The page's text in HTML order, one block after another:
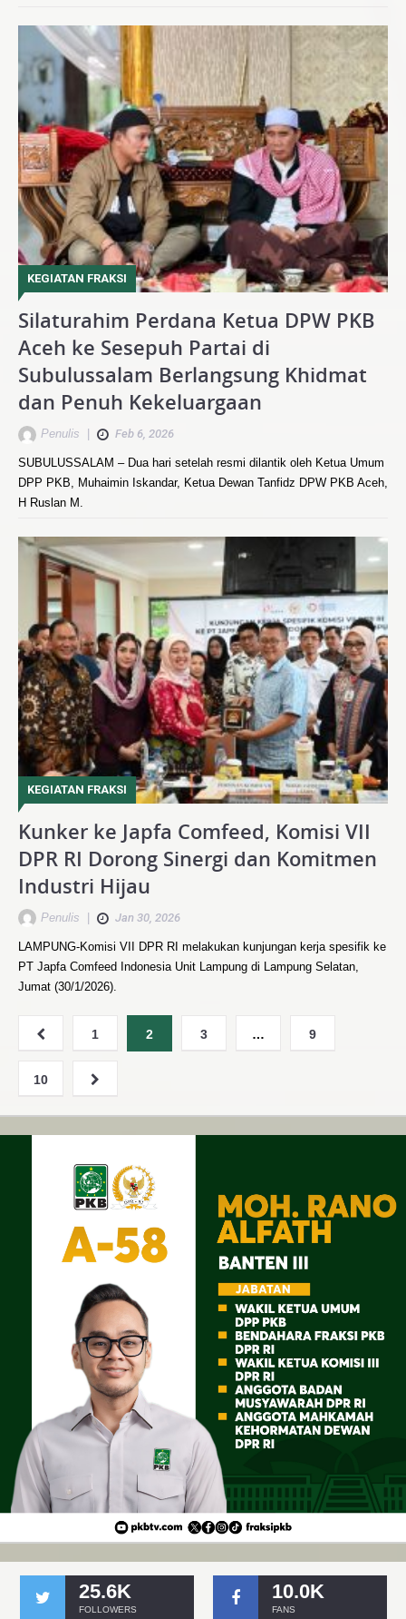
KEGIATAN FRAKSI
Silaturahim Perdana Ketua DPW PKB
Aceh ke Sesepuh Partai di
Subulussalam Berlangsung Khidmat
dan Penuh Kekeluargaan
Penulis Feb 6, 2026
SUBULUSSALAM – Dua hari setelah resmi dilantik oleh Ketua Umum
DPP PKB, Muhaimin Iskandar, Ketua Dewan Tanfidz DPW PKB Aceh,
H Ruslan M.
KEGIATAN FRAKSI
Kunker ke Japfa Comfeed, Komisi VII
DPR RI Dorong Sinergi dan Komitmen
Industri Hijau
Penulis Jan 30, 2026
LAMPUNG-Komisi VII DPR RI melakukan kunjungan kerja spesifik ke
PT Japfa Comfeed Indonesia Unit Lampung di Lampung Selatan,
Jumat (30/1/2026).
1 2 3 … 9
10
25.6K
FOLLOWERS
10.0K
FANS